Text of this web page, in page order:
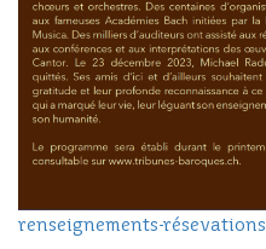
renseignements-résevations